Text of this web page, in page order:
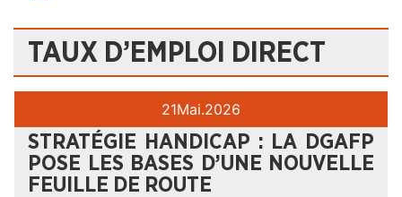
TAUX D’EMPLOI DIRECT
21Mai.2026
STRATÉGIE HANDICAP : LA DGAFP
POSE LES BASES D’UNE NOUVELLE
FEUILLE DE ROUTE